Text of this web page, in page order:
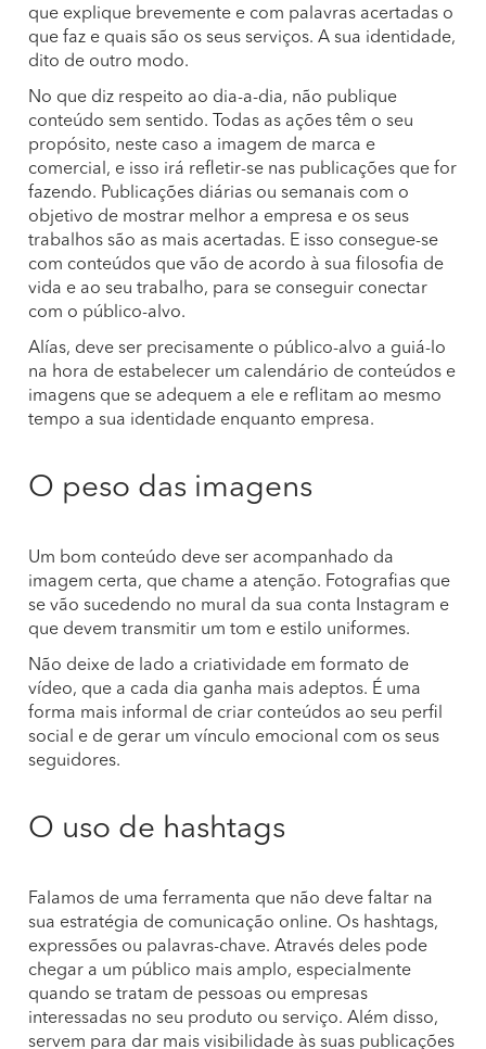
que explique brevemente e com palavras acertadas o
que faz e quais são os seus serviços. A sua identidade,
dito de outro modo.
No que diz respeito ao dia-a-dia, não publique
conteúdo sem sentido. Todas as ações têm o seu
propósito, neste caso a imagem de marca e
comercial, e isso irá refletir-se nas publicações que for
fazendo. Publicações diárias ou semanais com o
objetivo de mostrar melhor a empresa e os seus
trabalhos são as mais acertadas. E isso consegue-se
com conteúdos que vão de acordo à sua filosofia de
vida e ao seu trabalho, para se conseguir conectar
com o público-alvo.
Alías, deve ser precisamente o público-alvo a guiá-lo
na hora de estabelecer um calendário de conteúdos e
imagens que se adequem a ele e reflitam ao mesmo
tempo a sua identidade enquanto empresa.
O peso das imagens
Um bom conteúdo deve ser acompanhado da
imagem certa, que chame a atenção. Fotografias que
se vão sucedendo no mural da sua conta Instagram e
que devem transmitir um tom e estilo uniformes.
Não deixe de lado a criatividade em formato de
vídeo, que a cada dia ganha mais adeptos. É uma
forma mais informal de criar conteúdos ao seu perfil
social e de gerar um vínculo emocional com os seus
seguidores.
O uso de hashtags
Falamos de uma ferramenta que não deve faltar na
sua estratégia de comunicação online. Os hashtags,
expressões ou palavras-chave. Através deles pode
chegar a um público mais amplo, especialmente
quando se tratam de pessoas ou empresas
interessadas no seu produto ou serviço. Além disso,
servem para dar mais visibilidade às suas publicações